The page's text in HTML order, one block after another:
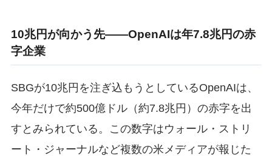
10兆円が向かう先——OpenAIは年7.8兆円の赤
字企業
SBGが10兆円を注ぎ込もうとしているOpenAIは、
今年だけで約500億ドル（約7.8兆円）の赤字を出
すとみられている。この数字はウォール・ストリ
ート・ジャーナルなど複数の米メディアが報じた